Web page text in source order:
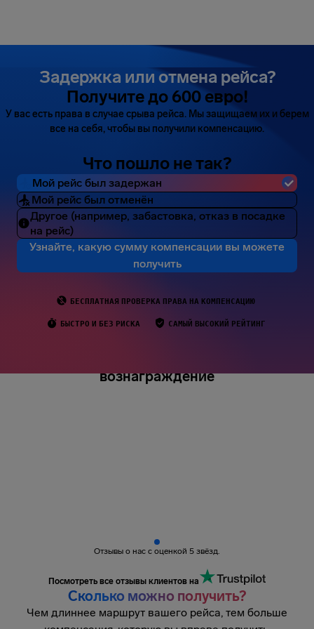
Задержка или отмена рейса?
Получите до 600 евро!
У вас есть права в случае срыва рейса. Мы защищаем их и берем
все на себя, чтобы вы получили компенсацию.
Что пошло не так?
Мой рейс был задержан
Мой рейс был отменён
Другое (например, забастовка, отказ в посадке
на рейс)
Узнайте, какую сумму компенсации вы можете
получить
БЕСПЛАТНАЯ ПРОВЕРКА ПРАВА НА КОМПЕНСАЦИЮ
БЫСТРО И БЕЗ РИСКА САМЫЙ ВЫСОКИЙ РЕЙТИНГ
вознаграждение
Отзывы о нас с оценкой 5 звёзд.
Посмотреть все отзывы клиентов на
Сколько можно получить?
Чем длиннее маршрут вашего рейса, тем больше